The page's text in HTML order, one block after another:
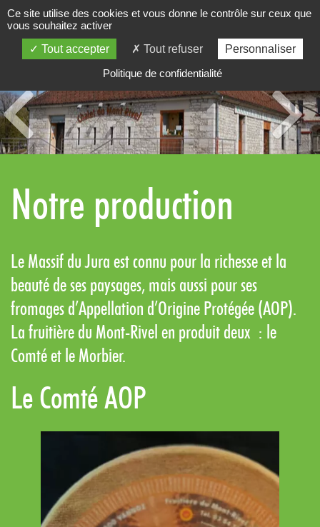
03 84 52 41 67
Notre production
Le Massif du Jura est connu pour la richesse et la
beauté de ses paysages, mais aussi pour ses
fromages d’Appellation d’Origine Protégée (AOP).
La fruitière du Mont-Rivel en produit deux : le
Comté et le Morbier.
Le Comté AOP
Ce site utilise des cookies et vous donne le contrôle sur ceux que
vous souhaitez activer
Tout accepter
Tout refuser
Personnaliser
Politique de confidentialité